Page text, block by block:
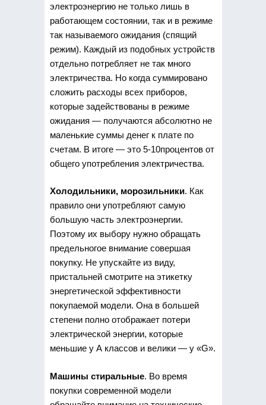
электроэнергию не только лишь в
работающем состоянии, так и в режиме
так называемого ожидания (спящий
режим). Каждый из подобных устройств
отдельно потребляет не так много
электричества. Но когда суммировано
сложить расходы всех приборов,
которые задействованы в режиме
ожидания — получаются абсолютно не
маленькие суммы денег к плате по
счетам. В итоге — это 5-10процентов от
общего употребления электричества.
Холодильники, морозильники. Как
правило они употребляют самую
большую часть электроэнергии.
Поэтому их выбору нужно обращать
предельногое внимание совершая
покупку. Не упускайте из виду,
пристальней смотрите на этикетку
энергетической эффективности
покупаемой модели. Она в большей
степени полно отображает потери
электрической энергии, которые
меньшие у А классов и велики — у «G».
Машины стиральные. Во время
покупки современной модели